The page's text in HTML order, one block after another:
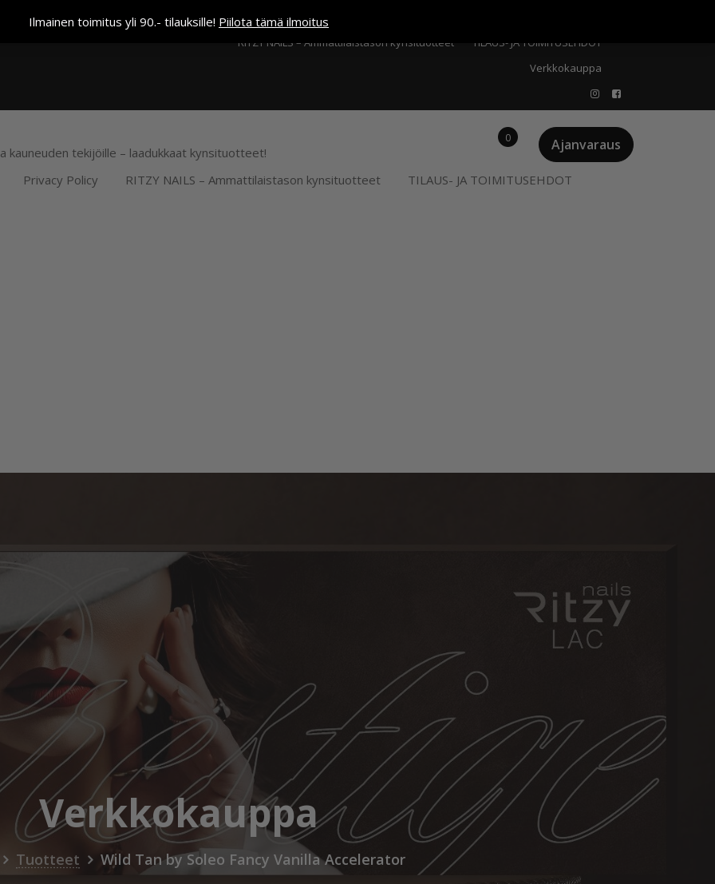
Ilmainen toimitus yli 90.- tilauksille! Piilota tämä ilmoitusKassa
RITZY NAILS – Ammattilaistason kynsituotteet
TILAUS- JA TOIMITUSEHDOT
Verkkokauppa
kauneuden tekijöille – laadukkaat kynsituotteet! Ajanvaraus
0
Privacy Policy RITZY NAILS – Ammattilaistason kynsituotteet TILAUS- JA TOIMITUSEHDOT
Verkkokauppa
Tuotteet Wild Tan by Soleo Fancy Vanilla Accelerator